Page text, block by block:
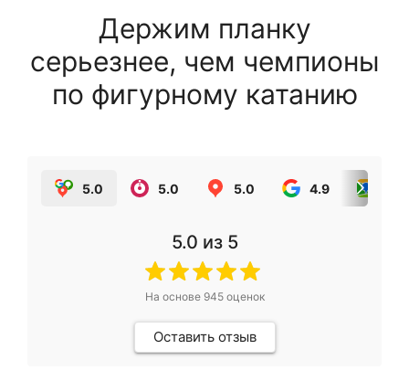
Держим планку
серьезнее, чем чемпионы
по фигурному катанию
5.0 5.0 5.0 4.9
5.0 из 5
На основе 945оценок
Оставить отзыв